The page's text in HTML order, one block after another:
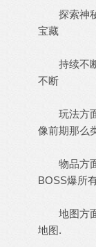
探索神秘
宝藏
持续不断
不断
玩法方面:
像前期那么
物品方面:
BOSS爆所
地图方面:
地图.